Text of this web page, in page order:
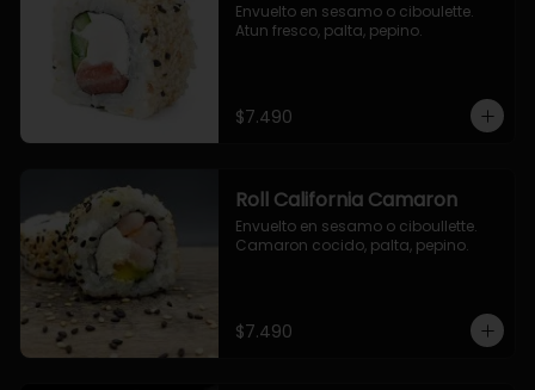
Envuelto en sesamo o ciboulette.
Atun fresco, palta, pepino.
$7.490
Roll California Camaron
Envuelto en sesamo o ciboullette.
Camaron cocido, palta, pepino.
$7.490